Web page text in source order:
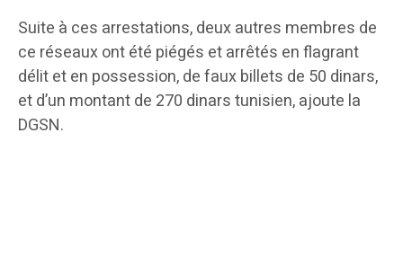
Suite à ces arrestations, deux autres membres de
ce réseaux ont été piégés et arrêtés en flagrant
délit et en possession, de faux billets de 50 dinars,
et d’un montant de 270 dinars tunisien, ajoute la
DGSN.